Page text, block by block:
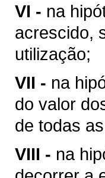
VI - na
acrescido,
utilização;
VII - na
do valor
de todas
VIII - na